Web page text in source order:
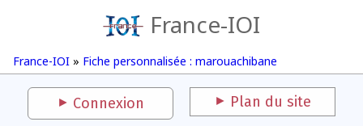
France-IOI
France-IOI » Fiche personnalisée : marouachibane
Connexion Plan du site